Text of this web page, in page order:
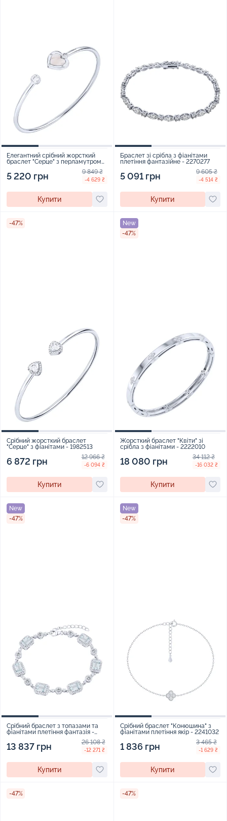
Елегантний срібний жорсткий
браслет "Серце" з перламутром
5 220 грн 9 849 ₴
-4 629 ₴
Купити
Браслет зі срібла з фіанітами
плетіння фантазійне - 2270277
5 091 грн 9 605 ₴
-4 514 ₴
Купити
-47%
Срібний жорсткий браслет
"Серце" з фіанітами - 1982513
6 872 грн 12 966 ₴
-6 094 ₴
Купити
New
-47%
Жорсткий браслет "Квіти" зі
срібла з фіанітами - 2222010
18 080 грн 34 112 ₴
-16 032 ₴
Купити
New
-47%
Срібний браслет з топазами та
фіанітами плетіння фантазія -
13 837 грн 26 108 ₴
-12 271 ₴
Купити
New
-47%
Срібний браслет "Конюшина" з
фіанітами плетіння якір - 2241032
1 836 грн 3 465 ₴
-1 629 ₴
Купити
-47% -47%